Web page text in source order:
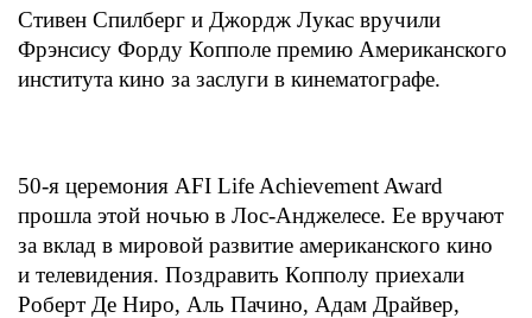
Стивен Спилберг и Джордж Лукас вручили
Фрэнсису Форду Копполе премию Американского
института кино за заслуги в кинематографе.
50-я церемония AFI Life Achievement Award
прошла этой ночью в Лос-Анджелесе. Ее вручают
за вклад в мировой развитие американского кино
и телевидения. Поздравить Копполу приехали
Роберт Де Ниро, Аль Пачино, Адам Драйвер,